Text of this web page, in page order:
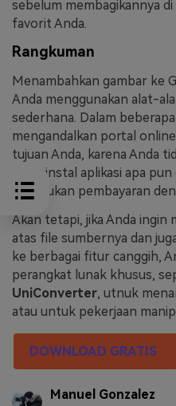
sebelum membagikannya
favorit Anda.
Rangkuman
Menambahkan gambar ke
Anda menggunakan alat-
sederhana. Dalam
mengandalkan portal
tujuan Anda, karena Anda
menginstal aplikasi apa
melakukan pembayaran
Akan tetapi, jika Anda ingin
atas file sumbernya dan
ke berbagai fitur canggih,
perangkat lunak khusus,
UniConverter, utnuk
atau untuk pekerjaan
DOWNLOAD GRATIS
Manuel Gonzalez